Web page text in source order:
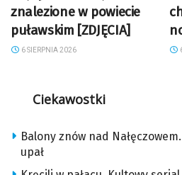
znalezione w powiecie
puławskim [ZDJĘCIA]
6 SIERPNIA 2026
Ciekawostki
Balony znów nad
upał